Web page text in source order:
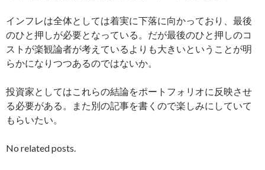
インフレは全体としては着実に下落に向かっており、最後
のひと押しが必要となっている。だが最後のひと押しのコ
ストが楽観論者が考えているよりも大きいということが明
らかになりつつあるのではないか。
投資家としてはこれらの結論をポートフォリオに反映させ
る必要がある。また別の記事を書くので楽しみにしていて
もらいたい。
No related posts.